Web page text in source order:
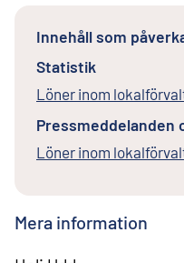
Innehåll som
Statistik
Löner inom
Pressmeddelanden
Löner inom
Mera information